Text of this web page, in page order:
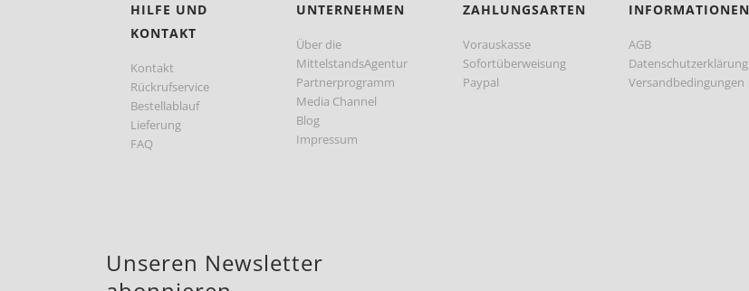
HILFE UND
KONTAKT
Kontakt
Rückrufservice
Bestellablauf
Lieferung
FAQ
UNTERNEHMEN
Über die
MittelstandsAgentur
Partnerprogramm
Media Channel
Blog
Impressum
ZAHLUNGSARTEN
Vorauskasse
Sofortüberweisung
Paypal
INFORMATIONEN
AGB
Datenschutzerklärung
Versandbedingungen
Unseren Newsletter